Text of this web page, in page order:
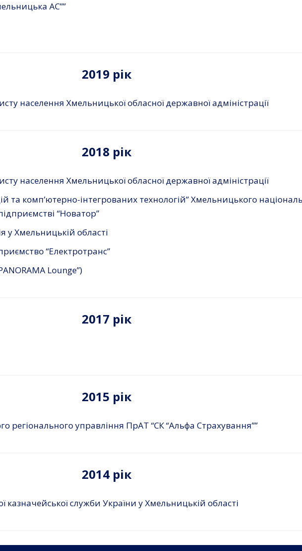
АС””
2019 рік
населення Хмельницької обласної державної адміністрації
2018 рік
населення Хмельницької обласної державної адміністрації
та комп’ютерно-інтегрованих технологій” Хмельницького
“Новатор”
у Хмельницькій області
“Електротранс”
Lounge”)
2017 рік
2015 рік
регіонального управління ПрАТ “СК “Альфа Страхування””
2014 рік
казначейської служби України у Хмельницькій області